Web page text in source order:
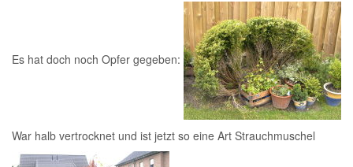
Es hat doch noch Opfer gegeben:
War halb vertrocknet und ist jetzt so eine Art Strauchmuschel